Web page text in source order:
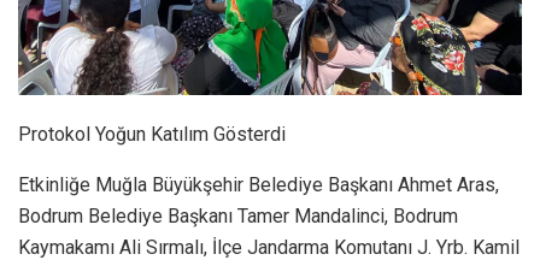
Protokol Yoğun Katılım Gösterdi
Etkinliğe Muğla Büyükşehir Belediye Başkanı Ahmet Aras,
Bodrum Belediye Başkanı Tamer Mandalinci, Bodrum
Kaymakamı Ali Sırmalı, İlçe Jandarma Komutanı J. Yrb. Kamil